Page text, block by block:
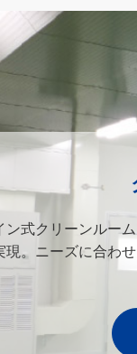
ン式クリーンルー
現。ニーズに合わ